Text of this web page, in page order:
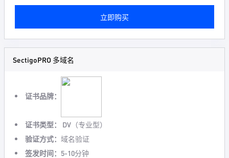
立即购买
SectigoPRO 多域名
证书品牌：
证书类型：
DV（专业型）
验证方式： 域名验证
签发时间： 5-10分钟